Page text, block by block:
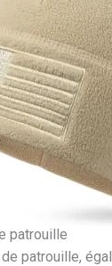
patrouille
patrouille,